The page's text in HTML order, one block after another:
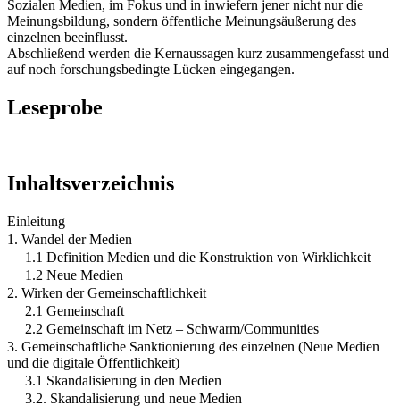
Sozialen Medien, im Fokus und in inwiefern jener nicht nur die
Meinungsbildung, sondern öffentliche Meinungsäußerung des
einzelnen beeinflusst.
Abschließend werden die Kernaussagen kurz zusammengefasst und
auf noch forschungsbedingte Lücken eingegangen.
Leseprobe
Inhaltsverzeichnis
Einleitung
1. Wandel der Medien
1.1 Definition Medien und die Konstruktion von Wirklichkeit
1.2 Neue Medien
2. Wirken der Gemeinschaftlichkeit
2.1 Gemeinschaft
2.2 Gemeinschaft im Netz – Schwarm/Communities
3. Gemeinschaftliche Sanktionierung des einzelnen (Neue Medien
und die digitale Öffentlichkeit)
3.1 Skandalisierung in den Medien
3.2. Skandalisierung und neue Medien